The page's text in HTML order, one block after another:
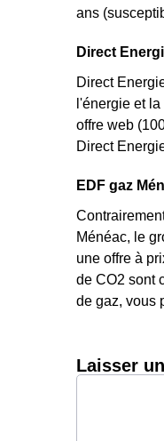
ans
Direct
Direct
l'énergie et
offre web
Direct
EDF gaz
Ménéac, le
une offre à
de CO2 sont
de gaz, vous
Laisser